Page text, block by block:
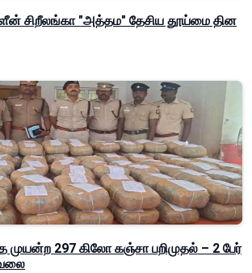
சிறீலங்கா "அத்தம" தேசிய தூய்மை தின
297 கிலோ கஞ்சா பறிமுதல் – 2 பேர்
வலை